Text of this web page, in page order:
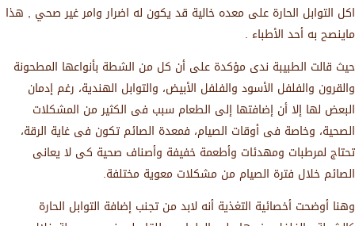
اكل التوابل الحارة على معده خالية قد يكون له اضرار وامر غير صحي , هذا
ماينصح به أحد الأطباء .
حيث قالت الطبيبة ندى مؤكدة على أن كل من الشطة بأنواعها المطحونة
والقرون والفلفل الأسود والفلفل الأبيض، والتوابل الهندية، رغم إدمان
البعض لها إلا أن إضافتها إلى الطعام سبب فى الكثير من المشكلات
الصحية، وخاصة فى أوقات الصيام، فمعدة الصائم تكون فى غاية الرقة،
تحتاج لمرطبات ومهدئات وأطعمة خفيفة وأصناف صحية كى لا يعانى
الصائم خلال فترة الصيام من مشكلات معوية مختلفة.
وهنا أوضحت أخصائية التغذية أنه لابد من تجنب إضافة التوابل الحارة